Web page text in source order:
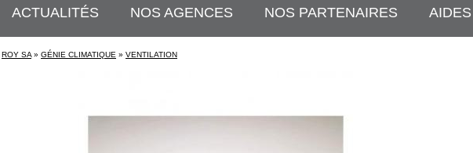
ACTUALITÉS NOS AGENCES NOS PARTENAIRES
ROY SA » GÉNIE CLIMATIQUE » VENTILATION